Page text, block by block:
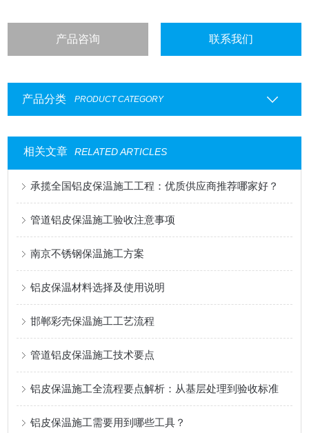
产品咨询 联系我们
产品分类 PRODUCT CATEGORY
相关文章 RELATED ARTICLES
承揽全国铝皮保温施工工程：优质供应商推荐哪家好？
管道铝皮保温施工验收注意事项
南京不锈钢保温施工方案
铝皮保温材料选择及使用说明
邯郸彩壳保温施工工艺流程
管道铝皮保温施工技术要点
铝皮保温施工全流程要点解析：从基层处理到验收标准
铝皮保温施工需要用到哪些工具？